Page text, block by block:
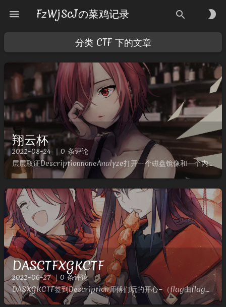
menu FzWjScJの菜鸡记录 search brightness_2
分类 CTF下的文章
翔云杯
2021-08-24 ｜0 条评论
层层取证DescriptionnoneAnalyze打开一个磁盘镜像和一个内存镜像，磁盘进行用FTKimager挂载，然后配合vmware组合仿真，详见【电子取证：FTK Imager篇】DD、...
DASCTFXGKCTF
2021-06-27 ｜0 条评论
DASXGKCTF签到Description师傅们玩的开心~（flag由flag头包裹Analyze流量包点进去，稍微看看可以知道流量返回的是原始数据倒叙后base64最后转16进制的一种格式，...